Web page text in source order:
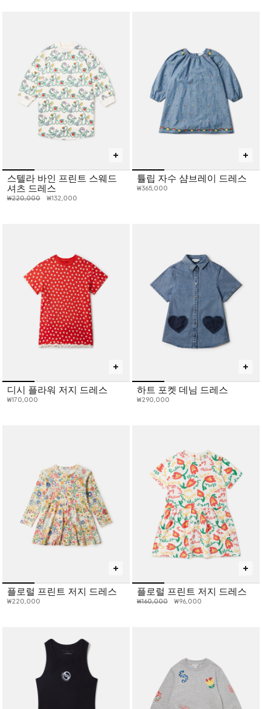
스텔라 바인 프린트 스웨드
셔츠 드레스
인하 전 가격:
₩220,000인하된 가격:
₩132,000
튤립 자수 샴브레이 드레스
₩365,000
디시 플라워 저지 드레스
₩170,000
하트 포켓 데님 드레스
₩290,000
플로럴 프린트 저지 드레스
₩220,000
플로럴 프린트 저지 드레스
인하 전 가격:
₩160,000인하된 가격:
₩96,000